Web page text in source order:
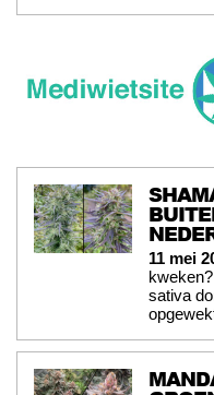
11 mei
sativa